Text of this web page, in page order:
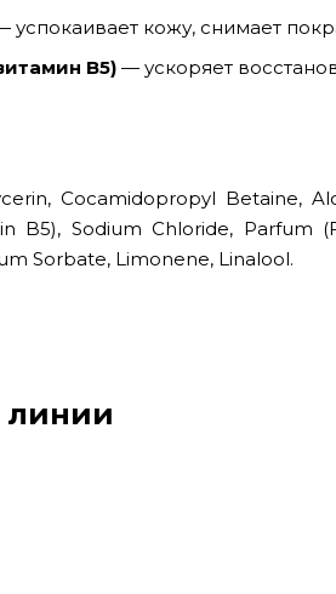
успокаивает кожу, снимает
B5) — ускоряет
Cocamidopropyl Betaine,
B5), Sodium Chloride, Parfum
Sorbate, Limonene, Linalool.
линии